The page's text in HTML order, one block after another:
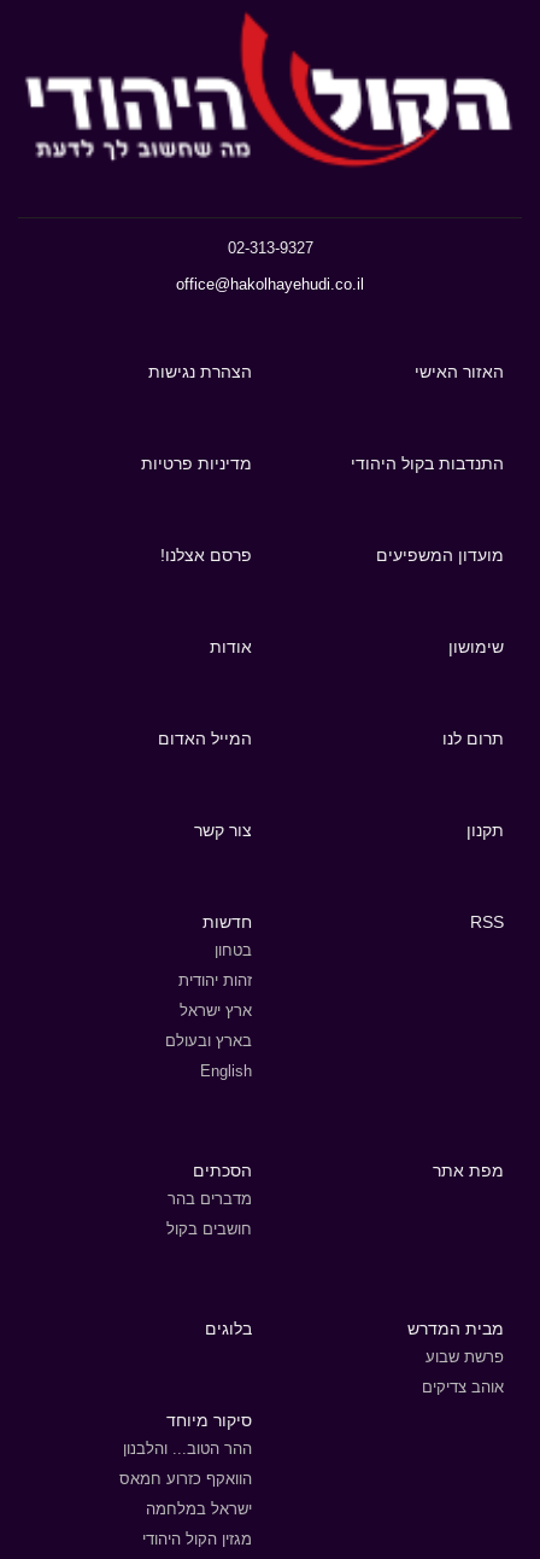
02-313-9327
office@hakolhayehudi.co.il
האזור האישי הצהרת נגישות
התנדבות בקול היהודי מדיניות פרטיות
מועדון המשפיעים פרסם אצלנו!
שימושון אודות
תרום לנו המייל האדום
תקנון צור קשר
RSS חדשות
בטחון
זהות יהודית
ארץ ישראל
בארץ ובעולם
English
מפת אתר הסכתים
מדברים בהר
חושבים בקול
מבית המדרש
פרשת שבוע
אוהב צדיקים
בלוגים
סיקור מיוחד
ההר הטוב... והלבנון
הוואקף כזרוע חמאס
ישראל במלחמה
מגזין הקול היהודי